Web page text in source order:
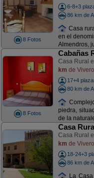
8 Fotos
6-8+3
86 km de
Casa
en el
Almendros,
8 Fotos
Cabañas
Casa Rural
km de
17+4
80 km de
piedra,
de la
Casa
Casa Rural
km de
18-24+3
86 km de
La